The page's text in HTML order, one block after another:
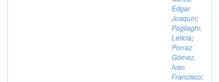
Edgar
Joaquín;
Pogliaghi,
Leticia;
Porraz
Gómez,
Ivan
Francisco;